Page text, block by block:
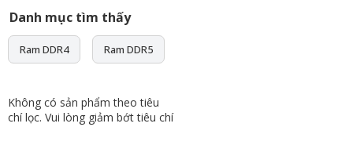
Danh mục tìm thấy
Ram DDR4 Ram DDR5
Không có sản phẩm theo tiêu
chí lọc. Vui lòng giảm bớt tiêu chí